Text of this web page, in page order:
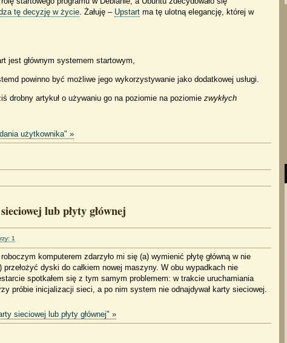
tę decyzję w życie . Żałuję – Upstart ma tę ulotną elegancję, której w
jest głównym systemem startowym,
powinno być możliwe jego wykorzystywanie jako dodatkowej usługi.
drobny artykuł o używaniu go na poziomie na poziomie zwykłych
użytkownika" »
lub płyty głównej
1
komputerem zdarzyło mi się (a) wymienić płytę główną w nie
dyski do całkiem nowej maszyny. W obu wypadkach nie
spotkałem się z tym samym problemem: w trakcie uruchamiania
próbie inicjalizacji sieci, a po nim system nie odnajdywał karty sieciowej.
sieciowej lub płyty głównej" »